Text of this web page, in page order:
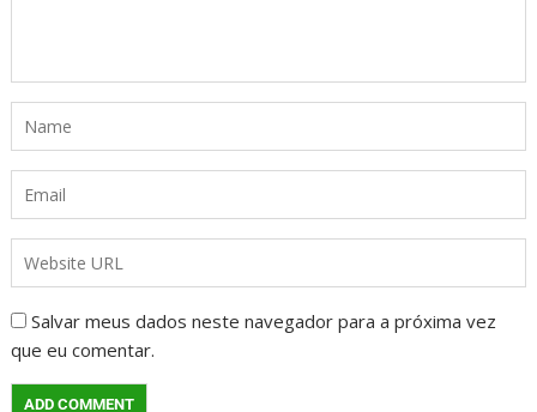
Salvar meus dados neste navegador para a próxima vez
que eu comentar.